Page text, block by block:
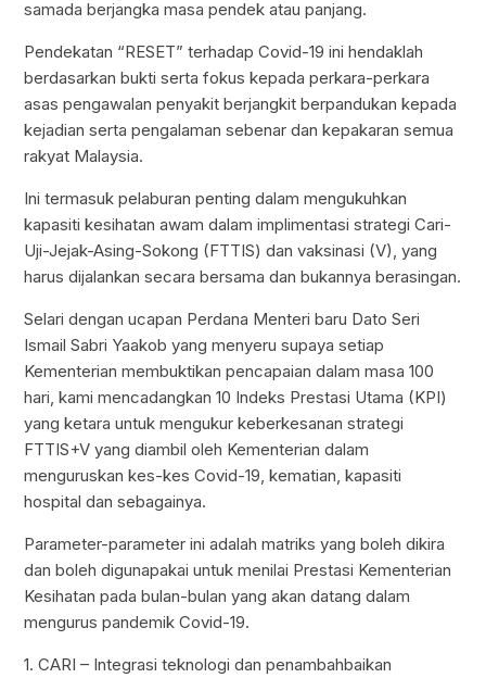
samada berjangka masa pendek atau panjang.
Pendekatan “RESET” terhadap Covid-19 ini hendaklah
berdasarkan bukti serta fokus kepada perkara-perkara
asas pengawalan penyakit berjangkit berpandukan kepada
kejadian serta pengalaman sebenar dan kepakaran semua
rakyat Malaysia.
Ini termasuk pelaburan penting dalam mengukuhkan
kapasiti kesihatan awam dalam implimentasi strategi Cari-
Uji-Jejak-Asing-Sokong (FTTIS) dan vaksinasi (V), yang
harus dijalankan secara bersama dan bukannya berasingan.
Selari dengan ucapan Perdana Menteri baru Dato Seri
Ismail Sabri Yaakob yang menyeru supaya setiap
Kementerian membuktikan pencapaian dalam masa 100
hari, kami mencadangkan 10 Indeks Prestasi Utama (KPI)
yang ketara untuk mengukur keberkesanan strategi
FTTIS+V yang diambil oleh Kementerian dalam
menguruskan kes-kes Covid-19, kematian, kapasiti
hospital dan sebagainya.
Parameter-parameter ini adalah matriks yang boleh dikira
dan boleh digunapakai untuk menilai Prestasi Kementerian
Kesihatan pada bulan-bulan yang akan datang dalam
mengurus pandemik Covid-19.
1. CARI – Integrasi teknologi dan penambahbaikan